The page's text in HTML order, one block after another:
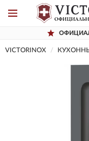
VICTORINOX